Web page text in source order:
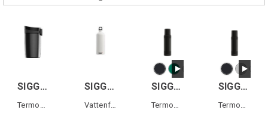
SIGG MIRACLE MUG Svart 0,27L
Termos-mugg i rostfritt stål
SIGG TRAVELLER Vit 1,0 L
Vattenflaska i aluminium
SIGG ALPINE STAR 1,0L
Termos i rostfritt stål
SIGG ALPINE STAR 0,75L
Termos i rostfritt stål